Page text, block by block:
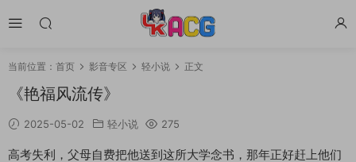
当前位置： 首页 影音专区 轻小说 正文
《艳福风流传》
2025-05-02 轻小说 275
高考失利，父母自费把他送到这所大学念书，那年正好赶上他们